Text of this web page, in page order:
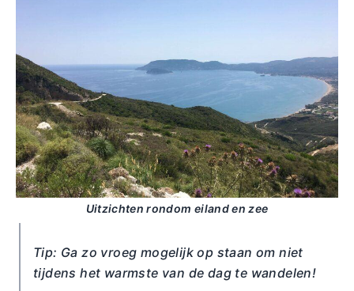
Uitzichten rondom eiland en zee
Tip: Ga zo vroeg mogelijk op staan om niet
tijdens het warmste van de dag te wandelen!